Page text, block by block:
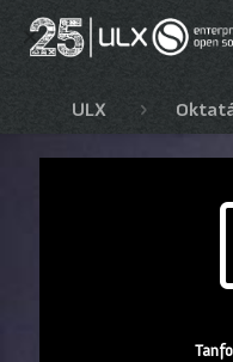
✕
ULX